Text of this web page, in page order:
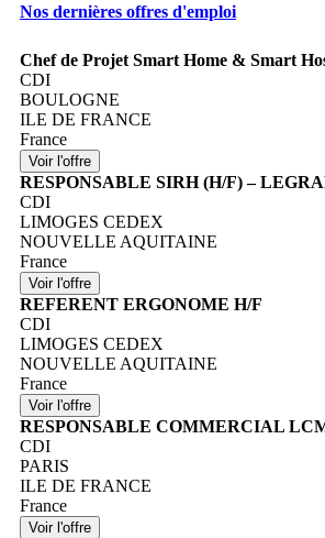
Nos dernières offres d'emploi
Chef de Projet Smart Home & Smart
CDI
BOULOGNE
ILE DE FRANCE
France
RESPONSABLE SIRH (H/F) –
CDI
LIMOGES CEDEX
NOUVELLE AQUITAINE
France
REFERENT ERGONOME H/F
CDI
LIMOGES CEDEX
NOUVELLE AQUITAINE
France
RESPONSABLE COMMERCIAL
CDI
PARIS
ILE DE FRANCE
France